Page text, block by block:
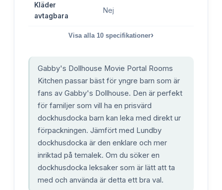
Kläder
avtagbara
Nej
Visa alla 10 specifikationer›
Gabby's Dollhouse Movie Portal Rooms
Kitchen passar bäst för yngre barn som är
fans av Gabby's Dollhouse. Den är perfekt
för familjer som vill ha en prisvärd
dockhusdocka barn kan leka med direkt ur
förpackningen. Jämfört med Lundby
dockhusdocka är den enklare och mer
inriktad på temalek. Om du söker en
dockhusdocka leksaker som är lätt att ta
med och använda är detta ett bra val.